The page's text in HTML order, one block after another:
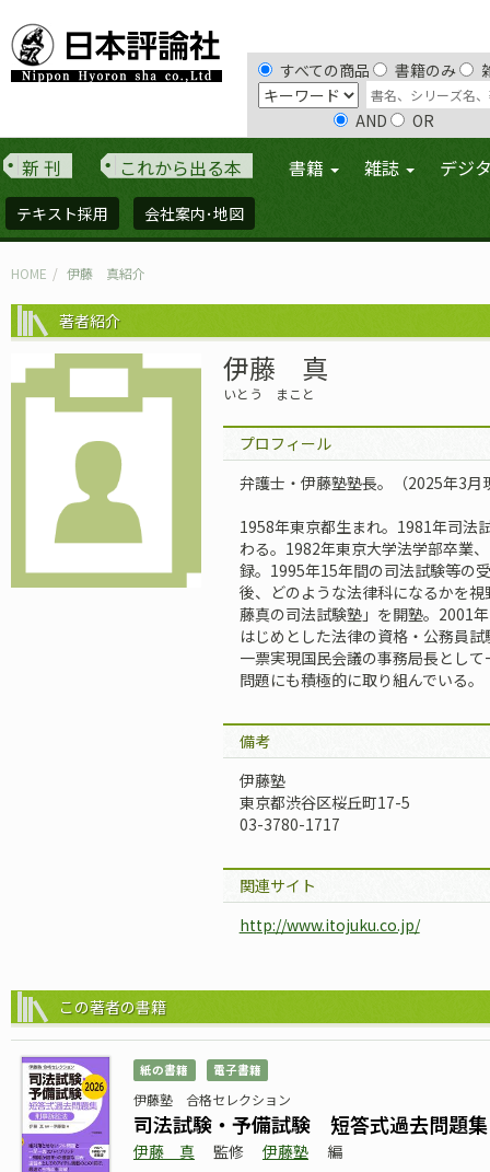
すべての商品 書籍のみ
AND OR
新 刊 これから出る本 書籍 雑誌 デジ
テキスト採用 会社案内･地図
HOME 伊藤 真紹介
著者紹介
伊藤 真
いとう まこと
プロフィール
弁護士・伊藤塾塾長。（2025年3月
1958年東京都生まれ。1981年司法
わる。1982年東京大学法学部卒業
録。1995年15年間の司法試験等の
後、どのような法律科になるかを
藤真の司法試験塾」を開塾。2001
はじめとした法律の資格・公務員
一票実現国民会議の事務局長とし
問題にも積極的に取り組んでいる。
備考
伊藤塾
東京都渋谷区桜丘町17-5
03-3780-1717
関連サイト
http://www.itojuku.co.jp/
この著者の書籍
紙の書籍 電子書籍
伊藤塾 合格セレクション
司法試験・予備試験 短答式過去問
伊藤 真 監修 伊藤塾
編